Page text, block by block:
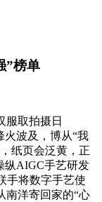
”榜单
取拍摄日
火波及，博从“我
纸页会泛黄，正
纵AIGC手艺研发
手将数字手艺使
南洋寄回家的“心